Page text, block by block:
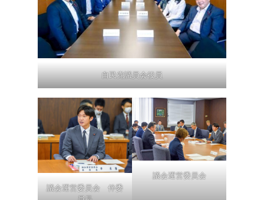
自民党議員会役員
議会運営委員会 伴委
議会運営委員会